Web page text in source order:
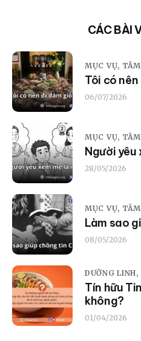
CÁC BÀI
MỤC VỤ,
Tôi có
06/07/2026
MỤC VỤ,
Người yêu
28/05/2026
MỤC VỤ,
Làm sao
08/05/2026
DƯỠNG LINH,
Tín hữu
không?
01/04/2026